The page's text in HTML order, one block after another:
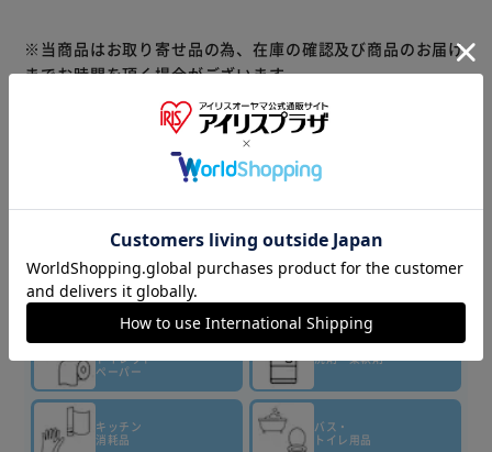
※当商品はお取り寄せ品の為、在庫の確認及び商品のお届け
までお時間を頂く場合がございます。
また、商品がメーカーにて完売となっていた場合、キャンセ
ル又は注文内容の変更をお願いいたしております。
予めご了承くださいますようお願いいたします。
商品はアイリスプラザがセレクトしたオススメ商品です。
商品情報
▼その他 商品はこちら▼
ティッシュ・
トイレット
ペーパー
洗剤・柔軟剤
キッチン
消耗品
バス・
トイレ用品